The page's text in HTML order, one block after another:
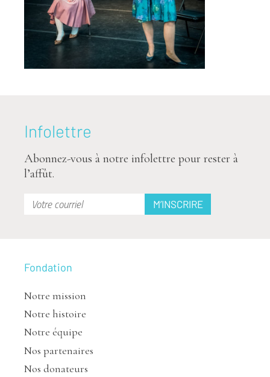
Infolettre
Abonnez-vous à notre infolettre pour rester à
l’affût.
Fondation
Notre mission
Notre histoire
Notre équipe
Nos partenaires
Nos donateurs